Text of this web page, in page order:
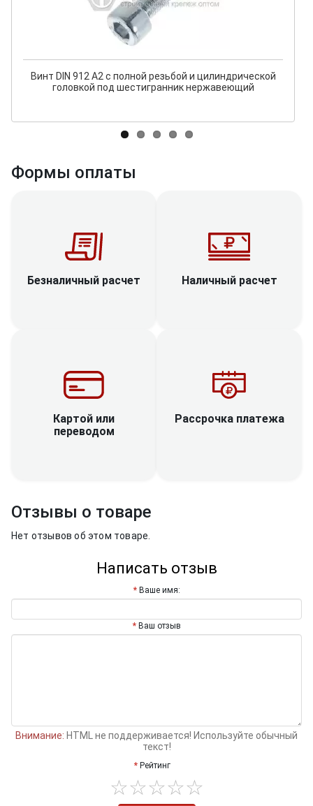
Винт DIN 912 A2 с полной резьбой и цилиндрической
головкой под шестигранник нержавеющий
Формы оплаты
Безналичный расчет Наличный расчет
Картой или
переводом
Рассрочка платежа
Отзывы о товаре
Нет отзывов об этом товаре.
Написать отзыв
Ваше имя:
Ваш отзыв
Внимание: HTML не поддерживается! Используйте обычный
текст!
Рейтинг